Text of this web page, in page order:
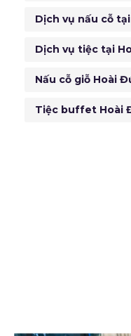
Dịch vụ nấu cỗ
Dịch vụ tiệc tại
Nấu cỗ giỗ Hoài
Tiệc buffet Hoài